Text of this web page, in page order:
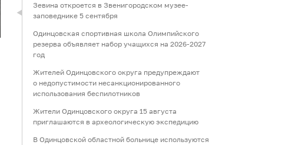
Зевина откроется в Звенигородском музее-
заповеднике 5 сентября
Одинцовская спортивная школа Олимпийского
резерва объявляет набор учащихся на 2026-2027
год
Жителей Одинцовского округа предупреждают
о недопустимости несанкционированного
использования беспилотников
Жители Одинцовского округа 15 августа
приглашаются в археологическую экспедицию
В Одинцовской областной больнице используются